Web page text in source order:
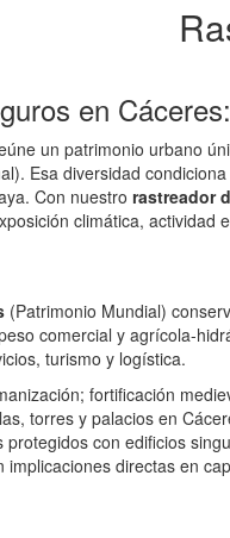
en
un patrimonio urbano
Esa diversidad
Con nuestro rastreador
climática, actividad
(Patrimonio Mundial)
comercial y agrícola-
turismo y logística.
fortificación
torres y palacios en
protegidos con edificios
implicaciones directas en